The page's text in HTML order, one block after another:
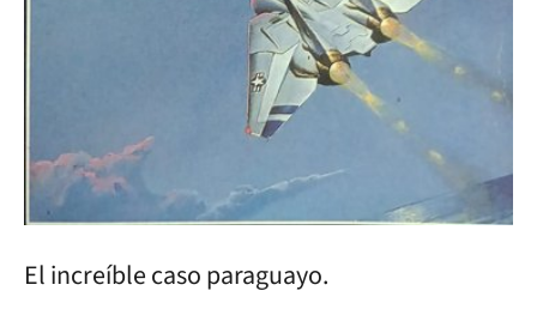
El increíble caso paraguayo.